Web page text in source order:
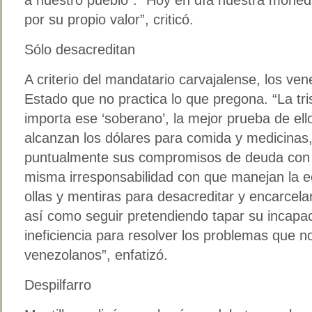
por su propio valor”, criticó.
Sólo desacreditan
A criterio del mandatario carvajalense, los
Estado que no practica lo que pregona. “La
importa ese ‘soberano’, la mejor prueba de
alcanzan los dólares para comida y
puntualmente sus compromisos de deuda
misma irresponsabilidad con que manejan la
ollas y mentiras para desacreditar y
así como seguir pretendiendo tapar su
ineficiencia para resolver los problemas que
venezolanos”, enfatizó.
Despilfarro